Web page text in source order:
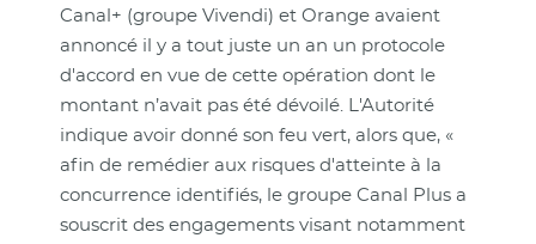
Canal+ (groupe Vivendi) et Orange avaient
annoncé il y a tout juste un an un protocole
d'accord en vue de cette opération dont le
montant n’avait pas été dévoilé. L'Autorité
indique avoir donné son feu vert, alors que, «
afin de remédier aux risques d'atteinte à la
concurrence identifiés, le groupe Canal Plus a
souscrit des engagements visant notamment